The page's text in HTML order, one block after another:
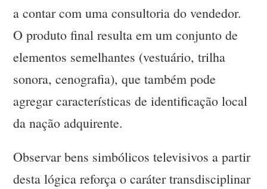
a contar com uma consultoria do vendedor.
O produto final resulta em um conjunto de
elementos semelhantes (vestuário, trilha
sonora, cenografia), que também pode
agregar características de identificação local
da nação adquirente.
Observar bens simbólicos televisivos a partir
desta lógica reforça o caráter transdisciplinar